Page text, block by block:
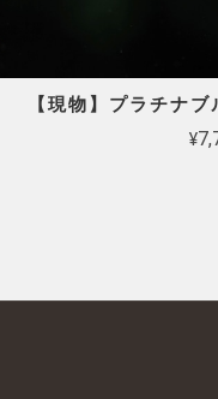
【現物】プラチナ